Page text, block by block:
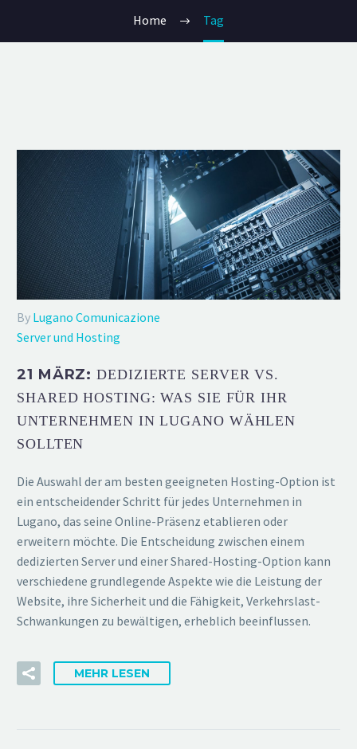
Home Tag
By Lugano Comunicazione
Server und Hosting
21 MÄRZ:DEDIZIERTE SERVER VS.
SHARED HOSTING: WAS SIE FÜR IHR
UNTERNEHMEN IN LUGANO WÄHLEN
SOLLTEN
Die Auswahl der am besten geeigneten Hosting-Option ist
ein entscheidender Schritt für jedes Unternehmen in
Lugano, das seine Online-Präsenz etablieren oder
erweitern möchte. Die Entscheidung zwischen einem
dedizierten Server und einer Shared-Hosting-Option kann
verschiedene grundlegende Aspekte wie die Leistung der
Website, ihre Sicherheit und die Fähigkeit, Verkehrslast-
Schwankungen zu bewältigen, erheblich beeinflussen.
MEHR LESEN